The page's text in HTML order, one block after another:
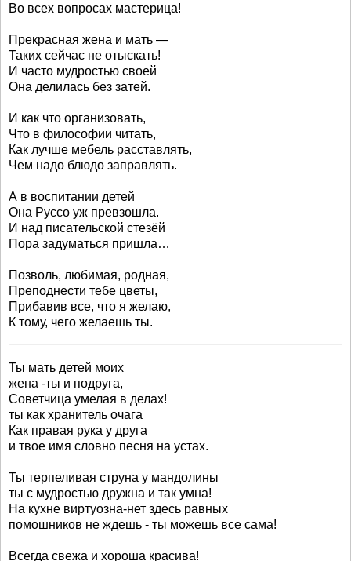
Во всех вопросах мастерица!
Прекрасная жена и мать —
Таких сейчас не отыскать!
И часто мудростью своей
Она делилась без затей.
И как что организовать,
Что в философии читать,
Как лучше мебель расставлять,
Чем надо блюдо заправлять.
А в воспитании детей
Она Руссо уж превзошла.
И над писательской стезёй
Пора задуматься пришла…
Позволь, любимая, родная,
Преподнести тебе цветы,
Прибавив все, что я желаю,
К тому, чего желаешь ты.
Ты мать детей моих
жена -ты и подруга,
Советчица умелая в делах!
ты как хранитель очага
Как правая рука у друга
и твое имя словно песня на устах.
Ты терпеливая струна у мандолины
ты с мудростью дружна и так умна!
На кухне виртуозна-нет здесь равных
помошников не ждешь - ты можешь все сама!
Всегда свежа и хороша красива!